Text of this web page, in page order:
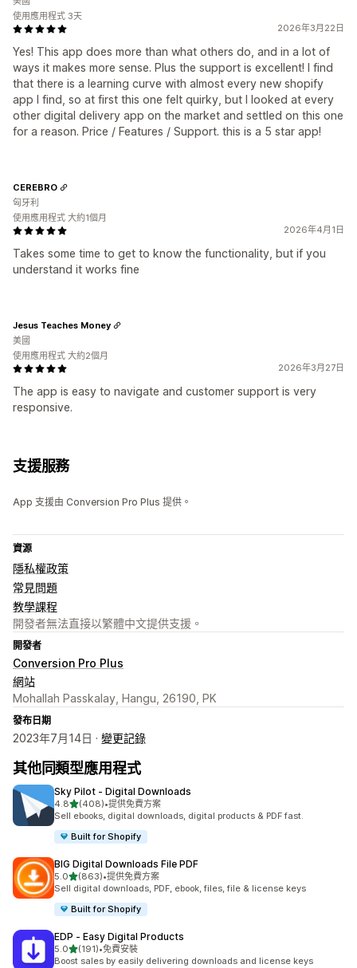
2026年3月22日
Yes! This app does more than what others do, and in a lot of
ways it makes more sense. Plus the support is excellent! I find
that there is a learning curve with almost every new shopify
app I find, so at first this one felt quirky, but I looked at every
other digital delivery app on the market and settled on this one
for a reason. Price / Features / Support. this is a 5 star app!
使用應用程式 3天
2026年4月1日
Takes some time to get to know the functionality, but if you
understand it works fine
CEREBRO
匈牙利
使用應用程式 大約1個月
2026年3月27日
The app is easy to navigate and customer support is very
responsive.
Jesus Teaches Money
美國
使用應用程式 大約2個月
支援服務
App 支援由 Conversion Pro Plus 提供。
資源
隱私權政策
常見問題
教學課程
開發者無法直接以繁體中文提供支援。
開發者
Conversion Pro Plus
網站
Mohallah Passkalay, Hangu, 26190, PK
發布日期
2023年7月14日 · 變更記錄
其他同類型應用程式
Sky Pilot ‑ Digital Downloads
4.8滿分 5 顆星
(408)
共有 408 則評價
•提供免費方案
Sell ebooks, digital downloads, digital products & PDF fast.
Built for Shopify
BIG Digital Downloads File PDF
5.0滿分 5 顆星
(863)
共有 863 則評價
•提供免費方案
Sell digital downloads, PDF, ebook, files, file & license keys
Built for Shopify
EDP ‑ Easy Digital Products
5.0滿分 5 顆星
(191)
共有 191 則評價
•免費安裝
Boost sales by easily delivering downloads and license keys